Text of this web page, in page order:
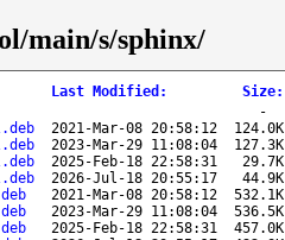
main/s/sphinx/
Last Modified : Size:
-
2021-Mar-08 20:58:12
124.0K
2023-Mar-29 11:08:04
127.3K
2025-Feb-18 22:58:31
29.7K
2026-Jul-18 20:55:17
44.9K
2021-Mar-08 20:58:12
532.1K
2023-Mar-29 11:08:04
536.5K
2025-Feb-18 22:58:31
457.0K